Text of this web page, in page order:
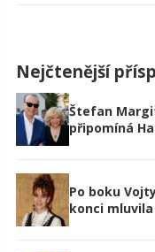
Nejčtenější
Štefan
připomíná
Po boku
konci